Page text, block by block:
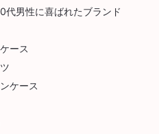
代男性に喜ばれたブランド
ース
ケース